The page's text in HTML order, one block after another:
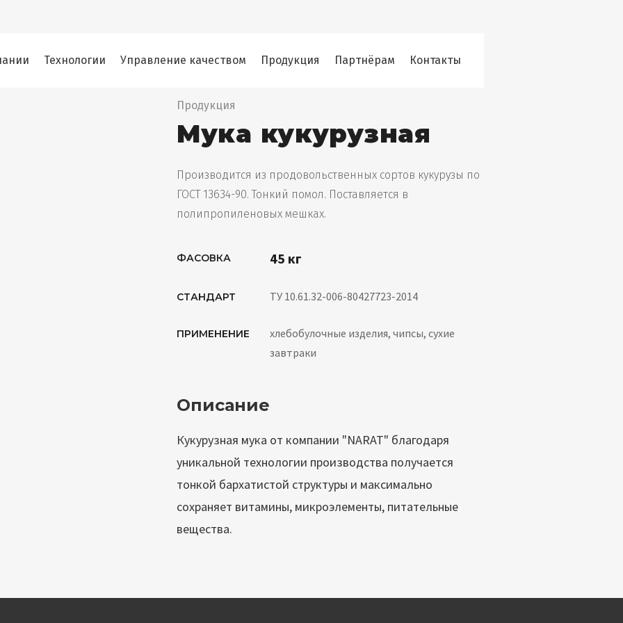
Технологии Управление качеством Продукция Партнёрам Контакты
Продукция
Мука кукурузная
Производится из продовольственных сортов кукурузы по
ГОСТ 13634-90. Тонкий помол. Поставляется в
полипропиленовых мешках.
ФАСОВКА 45 кг
СТАНДАРТ ТУ 10.61.32-006-80427723-2014
ПРИМЕНЕНИЕ
хлебобулочные изделия, чипсы, сухие
завтраки
Описание
Кукурузная мука от компании "NARAT" благодаря
уникальной технологии производства получается
тонкой бархатистой структуры и максимально
сохраняет витамины, микроэлементы, питательные
вещества.